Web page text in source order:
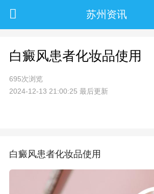
苏州资讯
白癜风患者化妆品使用
695次浏览
2024-12-13 21:00:25 最后更新
白癜风患者化妆品使用